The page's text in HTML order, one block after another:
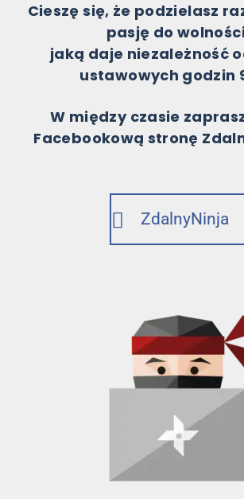
Cieszę się, że podzielasz
pasję do
jaką daje niezależność
ustawowych godzin
W między czasie
Facebookową stronę
ZdalnyNinja